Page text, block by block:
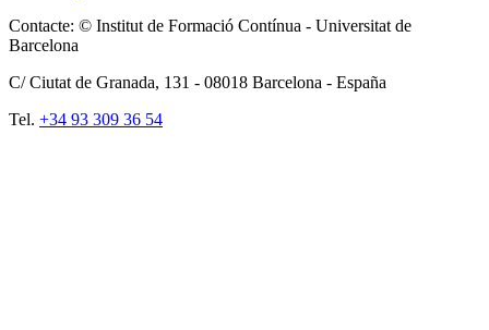
Contacte: © Institut de Formació Contínua - Universitat de
Barcelona
C/ Ciutat de Granada, 131 - 08018 Barcelona - España
Tel. +34 93 309 36 54